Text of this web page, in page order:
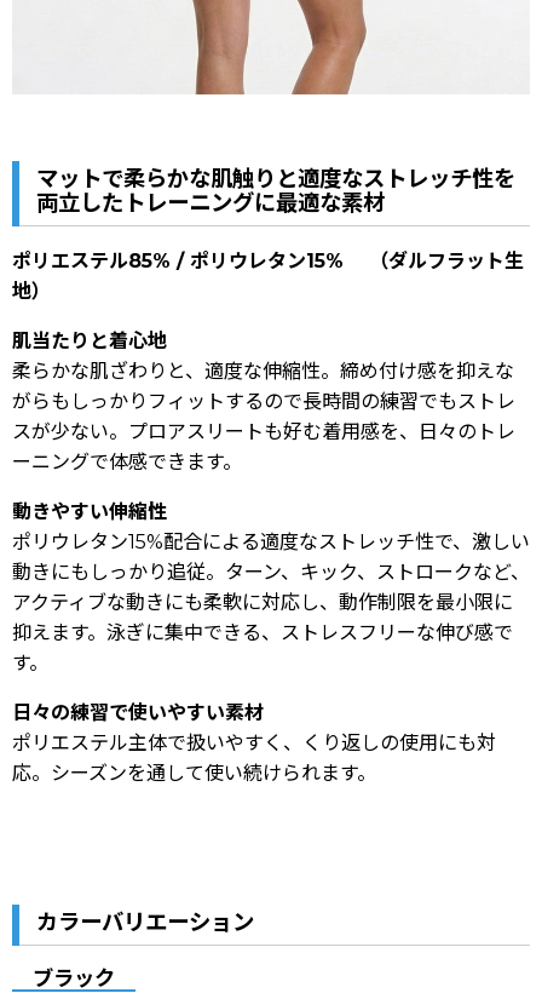
マットで柔らかな肌触りと適度なストレッチ性を
両立したトレーニングに最適な素材
ポリエステル85% / ポリウレタン15% （ダルフラット生
地）
肌当たりと着心地
柔らかな肌ざわりと、適度な伸縮性。締め付け感を抑えな
がらもしっかりフィットするので長時間の練習でもストレ
スが少ない。プロアスリートも好む着用感を、日々のトレ
ーニングで体感できます。
動きやすい伸縮性
ポリウレタン15%配合による適度なストレッチ性で、激しい
動きにもしっかり追従。ターン、キック、ストロークなど、
アクティブな動きにも柔軟に対応し、動作制限を最小限に
抑えます。泳ぎに集中できる、ストレスフリーな伸び感で
す。
日々の練習で使いやすい素材
ポリエステル主体で扱いやすく、くり返しの使用にも対
応。シーズンを通して使い続けられます。
カラーバリエーション
ブラック